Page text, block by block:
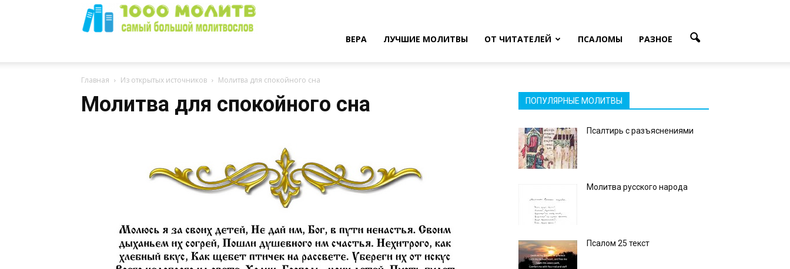
ВЕРА ЛУЧШИЕ МОЛИТВЫ ОТ ЧИТАТЕЛЕЙ ПСАЛОМЫ РАЗНОЕ
Главная Из открытых источников Молитва для спокойного сна
Молитва для спокойного сна ПОПУЛЯРНЫЕ МОЛИТВЫ
Псалтирь с разъяснениями
Молитва русского народа
Псалом 25 текст